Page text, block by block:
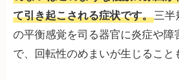
て引き起こされる症状です。三半
の平衡感覚を司る器官に炎症や障
で、回転性のめまいが生じること